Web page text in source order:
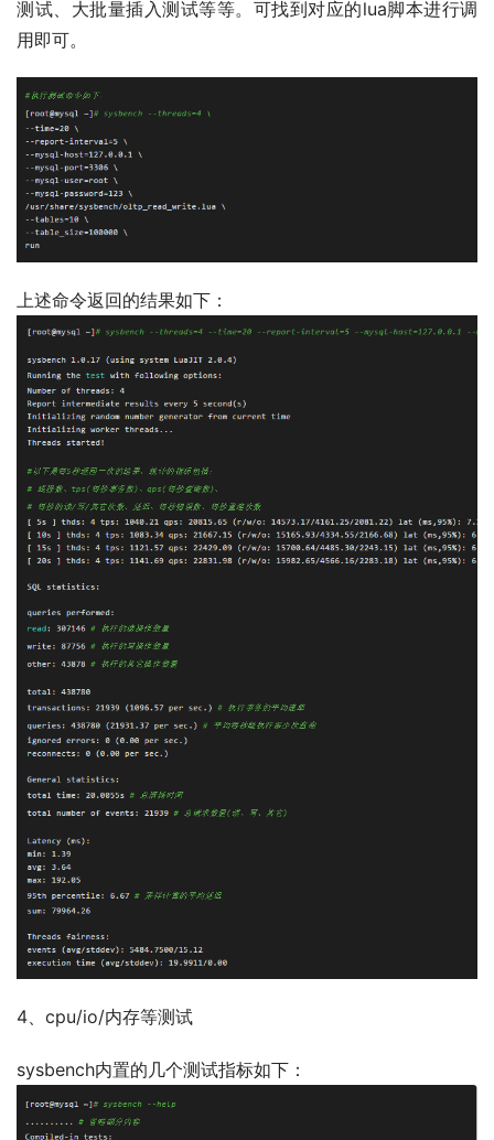
测试、大批量插入测试等等。可找到对应的lua脚本进行调
用即可。
上述命令返回的结果如下：
4、cpu/io/内存等测试
sysbench内置的几个测试指标如下：